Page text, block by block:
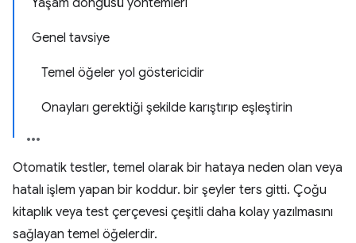
Yaşam döngüsü yöntemleri
Genel tavsiye
Temel öğeler yol göstericidir
Onayları gerektiği şekilde karıştırıp eşleştirin
Otomatik testler, temel olarak bir hataya neden olan veya
hatalı işlem yapan bir koddur. bir şeyler ters gitti. Çoğu
kitaplık veya test çerçevesi çeşitli daha kolay yazılmasını
sağlayan temel öğelerdir.